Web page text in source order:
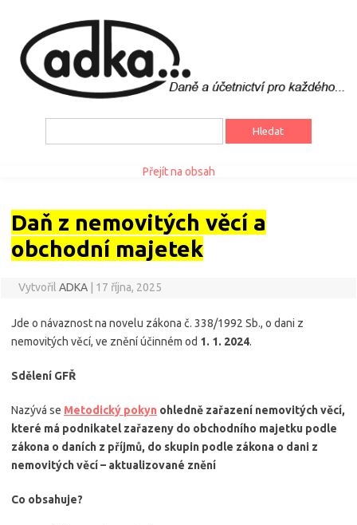
Vyhledávání
Přejít na obsah
Daň z nemovitých věcí a
obchodní majetek
Vytvořil ADKA | 17 října, 2025
Jde o návaznost na novelu zákona č. 338/1992 Sb., o dani z
nemovitých věcí, ve znění účinném od 1. 1. 2024.
Sdělení GFŘ
Nazývá se Metodický pokyn ohledně zařazení nemovitých věcí,
které má podnikatel zařazeny do obchodního majetku podle
zákona o daních z příjmů, do skupin podle zákona o dani z
nemovitých věcí – aktualizované znění
Co obsahuje?